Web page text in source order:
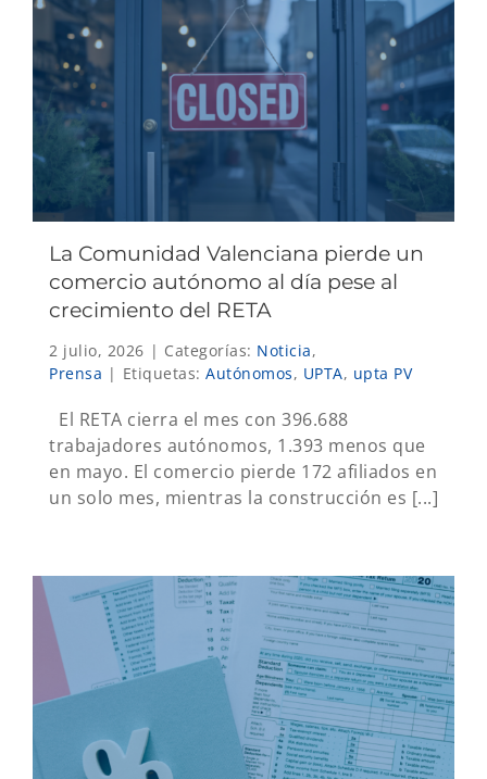
La Comunidad Valenciana pierde un
comercio autónomo al día pese al
crecimiento del RETA
2 julio, 2026 | Categorías: Noticia,
Prensa | Etiquetas: Autónomos, UPTA, upta PV
El RETA cierra el mes con 396.688
trabajadores autónomos, 1.393 menos que
en mayo. El comercio pierde 172 afiliados en
un solo mes, mientras la construcción es [...]